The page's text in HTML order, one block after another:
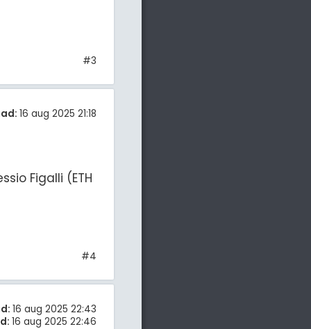
#3
16 aug 2025 21:18
Figalli (ETH
#4
16 aug 2025 22:43
16 aug 2025 22:46